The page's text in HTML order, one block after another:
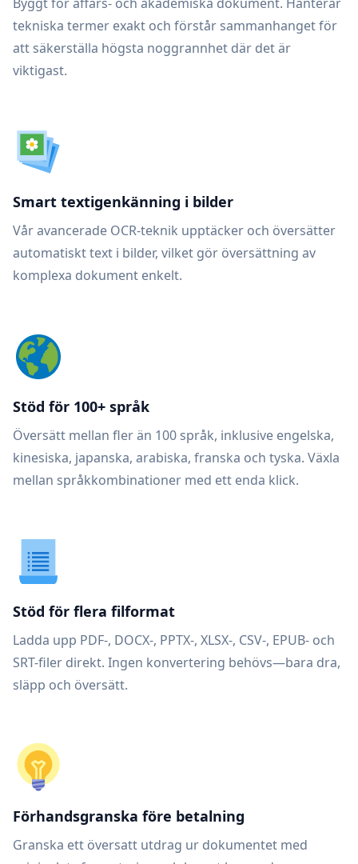
tekniska termer exakt och förstår sammanhanget för
att säkerställa högsta noggrannhet där det är
viktigast.
Smart textigenkänning i bilder
Vår avancerade OCR-teknik upptäcker och översätter
automatiskt text i bilder, vilket gör översättning av
komplexa dokument enkelt.
Stöd för 100+ språk
Översätt mellan fler än 100 språk, inklusive engelska,
kinesiska, japanska, arabiska, franska och tyska. Växla
mellan språkkombinationer med ett enda klick.
Stöd för flera filformat
Ladda upp PDF-, DOCX-, PPTX-, XLSX-, CSV-, EPUB- och
SRT-filer direkt. Ingen konvertering behövs—bara dra,
släpp och översätt.
Förhandsgranska före betalning
Granska ett översatt utdrag ur dokumentet med